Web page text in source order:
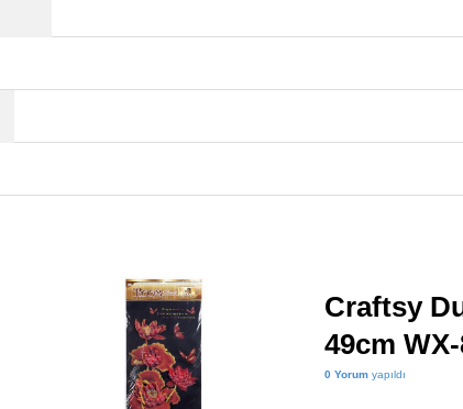
Craftsy
49cm
0 Yorumyapıldı